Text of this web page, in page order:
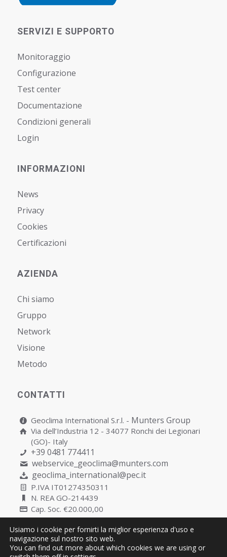
SERVIZI E SUPPORTO
Monitoraggio
Configurazione
Test center
Documentazione
Condizioni generali
Login
INFORMAZIONI
News
Privacy
Cookies
Certificazioni
AZIENDA
Chi siamo
Gruppo
Network
Visione
Metodo
CONTATTI
Geoclima International S.r.l. - Munters Group
Via dell’Industria 12 - 34077 Ronchi dei Legionari
(GO)- Italy
+39 0481 774411
webservice_geoclima@munters.com
geoclima_international@pec.it
P.IVA IT01274350311
N. REA GO-214439
Cap. Soc. €20.000,00
Copyright © Geoclima International S.r.l. Unipersonale | P.IVA
Usiamo i cookie per fornirti la miglior esperienza d'uso e
navigazione sul nostro sito web.
You can find out more about which cookies we are using or